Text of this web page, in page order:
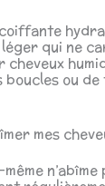
qui ne
ou de
mes
n’abîme